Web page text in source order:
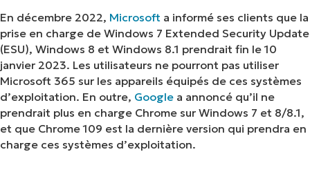
gérer la mise à jour de Windows
Conclusion
En décembre 2022, Microsoft a informé ses clients que la
prise en charge de Windows 7 Extended Security Update
(ESU), Windows 8 et Windows 8.1 prendrait fin le 10
janvier 2023. Les utilisateurs ne pourront pas utiliser
Microsoft 365 sur les appareils équipés de ces systèmes
d’exploitation. En outre, Google a annoncé qu’il ne
prendrait plus en charge Chrome sur Windows 7 et 8/8.1,
et que Chrome 109 est la dernière version qui prendra en
charge ces systèmes d’exploitation.